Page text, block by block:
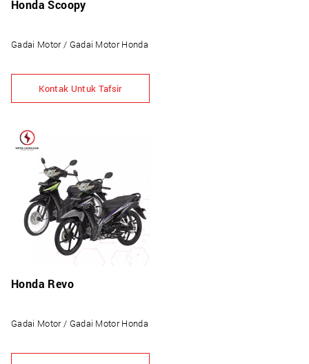
Honda Scoopy
Gadai Motor / Gadai Motor Honda
Kontak Untuk Tafsir
Honda Revo
Gadai Motor / Gadai Motor Honda